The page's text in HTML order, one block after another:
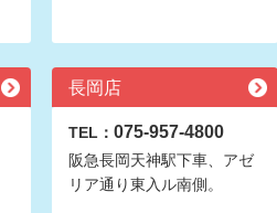
長岡店
TEL： 075-957-4800
阪急長岡天神駅下車、アゼ
リア通り東入ル南側。